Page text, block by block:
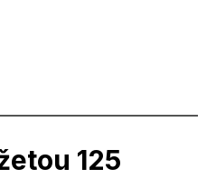
125